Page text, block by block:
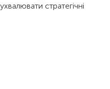
стратегічні